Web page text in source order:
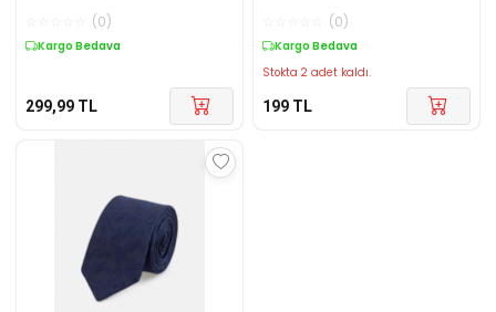
(0)
Kargo Bedava
299,99 TL
(0)
Kargo Bedava
Stokta 2 adet kaldı.
199 TL